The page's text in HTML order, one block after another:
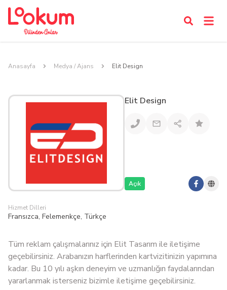
Anasayfa Medya / Ajans Elit Design
Elit Design
Açık
Hizmet Dilleri
Fransızca, Felemenkçe, Türkçe
Tüm reklam çalışmalarınız için Elit Tasarım ile iletişime
geçebilirsiniz. Arabanızın harflerinden kartvizitinizin yapımına
kadar. Bu 10 yılı aşkın deneyim ve uzmanlığın faydalarından
yararlanmak isterseniz bizimle iletişime geçebilirsiniz.